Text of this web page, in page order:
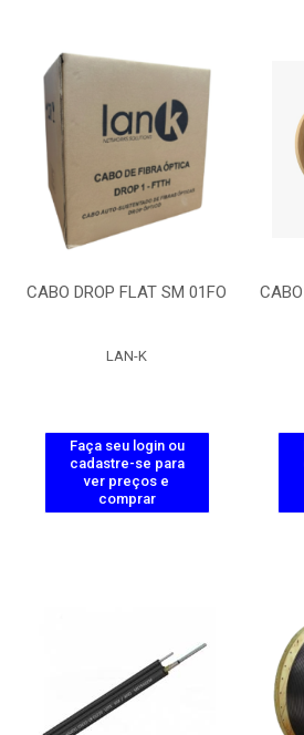
CABO DROP FLAT SM 01FO
LAN-K
Faça seu login ou
cadastre-se para
ver preços e
comprar